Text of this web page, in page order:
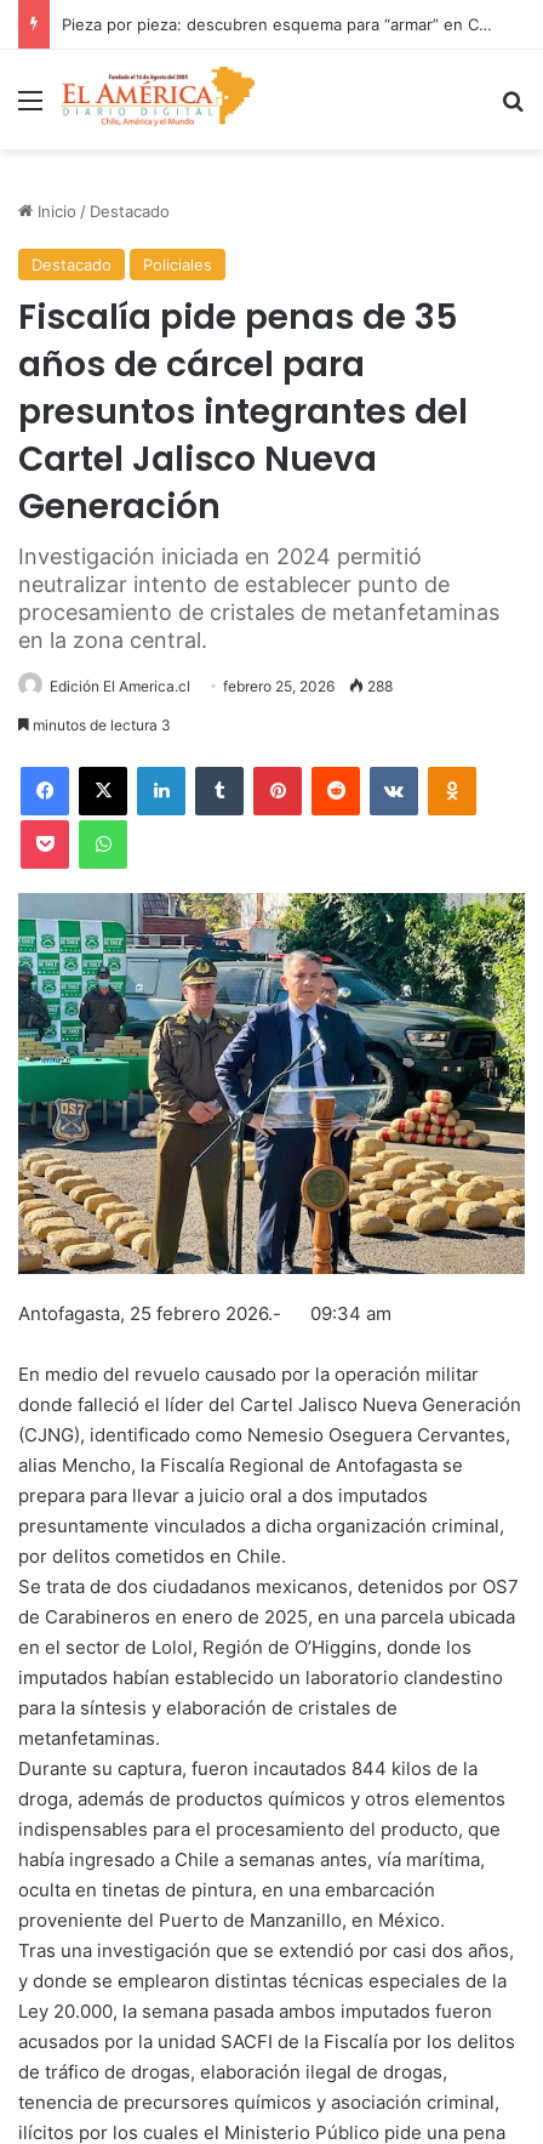
Ballenas: los espíritus antiguos que aún enseñan a habitar el mar
Menú
Inicio / Destacado
Destacado Policiales
Fiscalía pide penas de 35
años de cárcel para
presuntos integrantes del
Cartel Jalisco Nueva
Generación
Investigación iniciada en 2024 permitió
neutralizar intento de establecer punto de
procesamiento de cristales de metanfetaminas
en la zona central.
Edición El America.cl febrero 25, 2026 288
minutos de lectura 3
Facebook
X LinkedInTumblr PinterestReddit VKontakte
Pocket WhatsApp
Antofagasta, 25 febrero 2026.- 09:34 am
En medio del revuelo causado por la operación militar
donde falleció el líder del Cartel Jalisco Nueva Generación
(CJNG), identificado como Nemesio Oseguera Cervantes,
alias Mencho, la Fiscalía Regional de Antofagasta se
prepara para llevar a juicio oral a dos imputados
presuntamente vinculados a dicha organización criminal,
por delitos cometidos en Chile.
Se trata de dos ciudadanos mexicanos, detenidos por OS7
de Carabineros en enero de 2025, en una parcela ubicada
en el sector de Lolol, Región de O’Higgins, donde los
imputados habían establecido un laboratorio clandestino
para la síntesis y elaboración de cristales de
metanfetaminas.
Durante su captura, fueron incautados 844 kilos de la
droga, además de productos químicos y otros elementos
indispensables para el procesamiento del producto, que
había ingresado a Chile a semanas antes, vía marítima,
oculta en tinetas de pintura, en una embarcación
proveniente del Puerto de Manzanillo, en México.
Tras una investigación que se extendió por casi dos años,
y donde se emplearon distintas técnicas especiales de la
Ley 20.000, la semana pasada ambos imputados fueron
acusados por la unidad SACFI de la Fiscalía por los delitos
de tráfico de drogas, elaboración ilegal de drogas,
tenencia de precursores químicos y asociación criminal,
ilícitos por los cuales el Ministerio Público pide una pena